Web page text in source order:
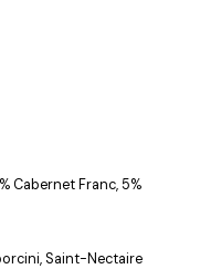
Cabernet Franc, 5%
Saint-Nectaire